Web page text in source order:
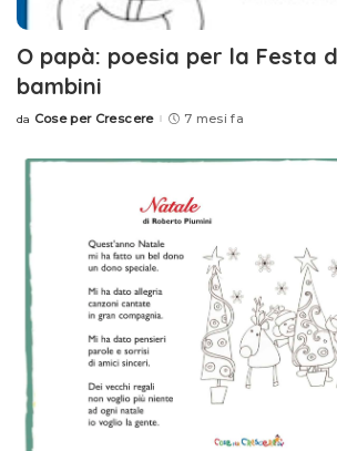
O papà: poesia per la Festa
bambini
Posted
da Cose per Crescere 7 mesi fa